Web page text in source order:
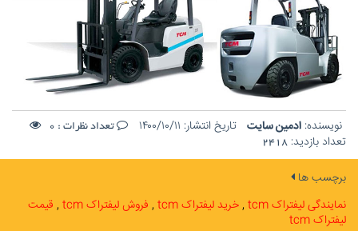
نویسنده: ادمین سایت تاریخ انتشار: ۱۴۰۰/۱۰/۱۱ تعداد نظرات : 0
تعداد بازدید: 2418
برچسب ها
نمایندگی لیفتراک tcm
خرید لیفتراک tcm فروش لیفتراک tcm قیمت
لیفتراک tcm